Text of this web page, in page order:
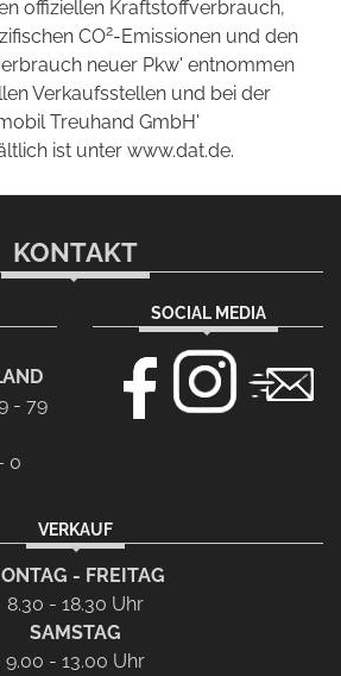
offiziellen Kraftstoffverbrauch,
CO2-Emissionen und den
neuer Pkw' entnommen
Verkaufsstellen und bei der
Treuhand GmbH'
ist unter www.dat.de.
KONTAKT
- 79
0
SOCIAL MEDIA
VERKAUF
- FREITAG
8.30 - 18.30 Uhr
SAMSTAG
9.00 - 13.00 Uhr